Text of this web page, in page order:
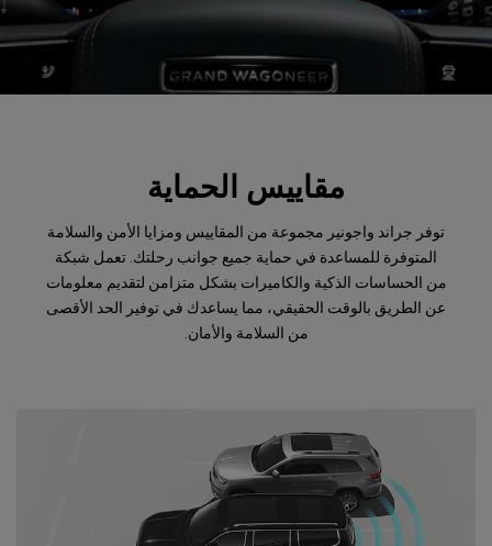
مقاييس الحماية
توفر جراند واجونير مجموعة من المقاييس ومزايا الأمن والسلامة
المتوفرة للمساعدة في حماية جميع جوانب رحلتك. تعمل شبكة
من الحساسات الذكية والكاميرات بشكل متزامن لتقديم معلومات
عن الطريق بالوقت الحقيقي، مما يساعدك في توفير الحد الأقصى
من السلامة والأمان.